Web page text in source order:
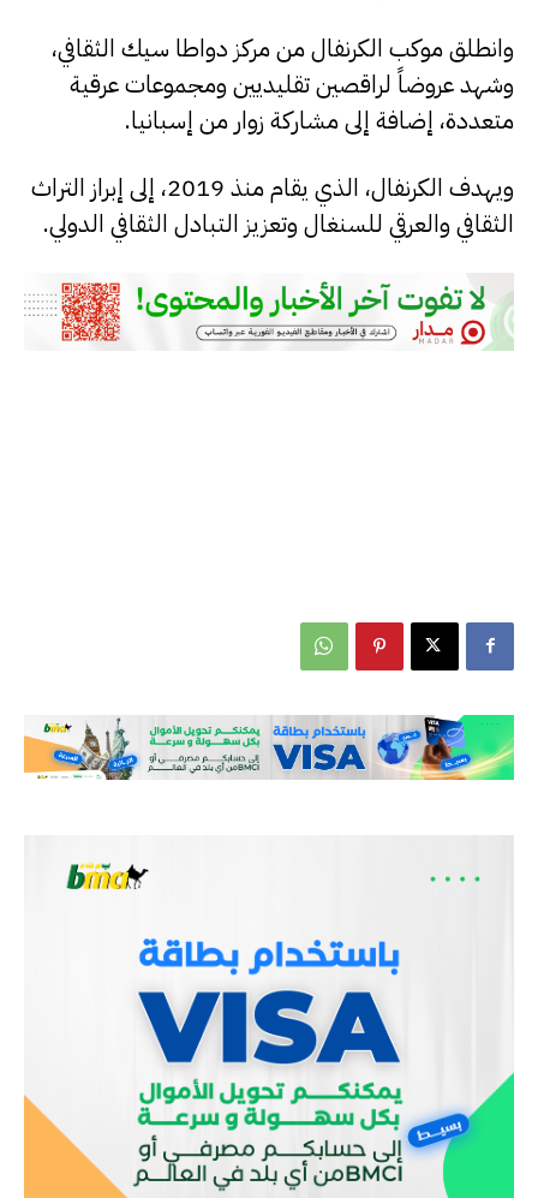
وانطلق موكب الكرنفال من مركز دواطا سيك الثقافي،
وشهد عروضاً لراقصين تقليديين ومجموعات عرقية
متعددة، إضافة إلى مشاركة زوار من إسبانيا.
ويهدف الكرنفال، الذي يقام منذ 2019، إلى إبراز التراث
الثقافي والعرقي للسنغال وتعزيز التبادل الثقافي الدولي.